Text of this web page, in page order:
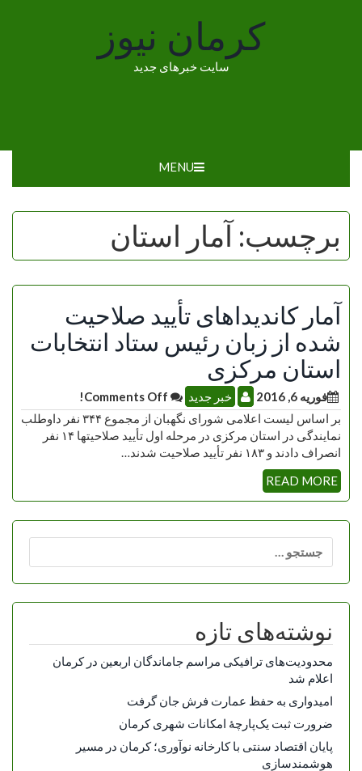
کرمان نیوز
سایت خبرهای جدید
MENU
برچسب: آمار استان
آمار کاندیداهای تأیید صلاحیت
شده از زبان رئیس ستاد انتخابات
استان مرکزی
فوریه 6, 2016 خبر جدید
بر اساس لیست اعلامی شورای نگهبان از مجموع ۳۴۴ نفر داوطلب
نمایندگی در استان مرکزی در مرحله اول تأیید صلاحیتها ۱۴ نفر
انصراف دادند و ۱۸۳ نفر تأیید صلاحیت شدند…
READ MORE
برای:
نوشته‌های تازه
محدودیت‌های ترافیکی مراسم جاماندگان اربعین در کرمان
اعلام شد
امیدواری به حفظ عمارت فرش جان گرفت
ضرورت ثبت یک‌پارچۀ امکانات شهری کرمان
پایان اقتصاد سنتی با کارخانه نوآوری؛ کرمان در مسیر
هوشمندسازی